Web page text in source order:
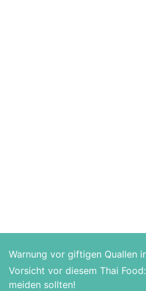
Warnung vor giftigen Quallen
Vorsicht vor diesem Thai
meiden sollten!